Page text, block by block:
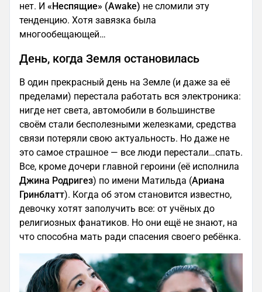
нет. И «Неспящие» (Awake) не сломили эту
тенденцию. Хотя завязка была
многообещающей…
День, когда Земля остановилась
В один прекрасный день на Земле (и даже за её
пределами) перестала работать вся электроника:
нигде нет света, автомобили в большинстве
своём стали бесполезными железками, средства
связи потеряли свою актуальность. Но даже не
это самое страшное — все люди перестали…спать.
Все, кроме дочери главной героини (её исполнила
Джина Родригез) по имени Матильда (Ариана
Гринблатт). Когда об этом становится известно,
девочку хотят заполучить все: от учёных до
религиозных фанатиков. Но они ещё не знают, на
что способна мать ради спасения своего ребёнка.